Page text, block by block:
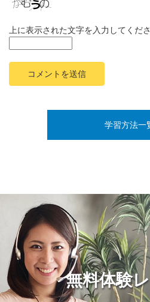
上に表示された文字を入力してくださ
学習方法一
無料体験